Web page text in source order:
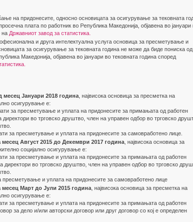
на придонесите, односно основицата за осигурување за тековната
плата по работник во Република Македонија, објавена во јануари
на Државниот завод за статистика.
и друга интелектуална услуга основица за пресметување и
за осигурување за тековната година не може да биде пониска од
Македонија, објавена во јануари во тековната година според
месец Јануари 2018 година , највисока основица за пресметка на
осигурување е:
за пресметување и уплата на придонесите за примањата од работен
во трговско друштво, член на управен одбор во трговско
за пресметување и уплата на придонесите за самовработено лице.
месец Август 2015 до Декември 2017 година , највисока основица за
социјално осигурување е:
за пресметување и уплата на придонесите за примањата од работен
во трговско друштво, член на управен одбор во трговско
и уплата на придонесите за самовработено лице
месец Март до Jули 2015 година , највисока основица за пресметка на
осигурување е:
за пресметување и уплата на придонесите за примањата од работен
за дело и/или авторски договор или друг договор со кој е определен